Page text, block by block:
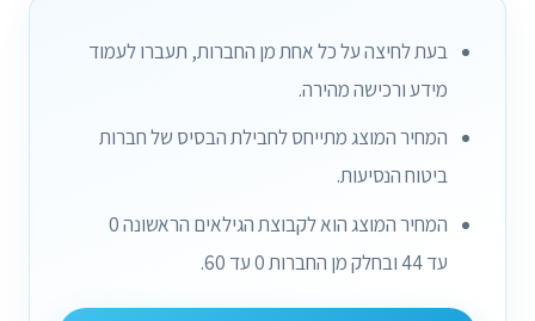
בעת לחיצה על כל אחת מן החברות, תעברו לעמוד
מידע ורכישה מהירה.
המחיר המוצג מתייחס לחבילת הבסיס של חברות
ביטוח הנסיעות.
המחיר המוצג הוא לקבוצת הגילאים הראשונה 0
עד 44 ובחלק מן החברות 0 עד 60.